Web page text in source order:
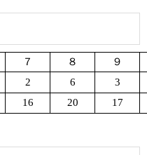
７ ８ ９
2 6
3
16 20 17